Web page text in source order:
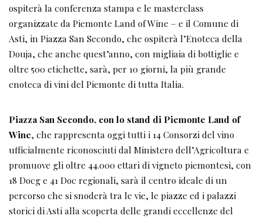
ospiterà la conferenza stampa e le masterclass
organizzate da Piemonte Land of Wine – e il Comune di
Asti, in Piazza San Secondo, che ospiterà l’Enoteca della
Douja, che anche quest’anno, con migliaia di bottiglie e
oltre 500 etichette, sarà, per 10 giorni, la più grande
enoteca di vini del Piemonte di tutta Italia.
Piazza San Secondo, con lo stand di Piemonte Land of
Wine, che rappresenta oggi tutti i 14 Consorzi del vino
ufficialmente riconosciuti dal Ministero dell’Agricoltura e
promuove gli oltre 44.000 ettari di vigneto piemontesi, con
18 Docg e 41 Doc regionali, sarà il centro ideale di un
percorso che si snoderà tra le vie, le piazze ed i palazzi
storici di Asti alla scoperta delle grandi eccellenze del